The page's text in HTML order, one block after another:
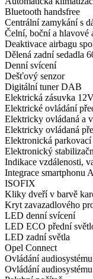
Bluetooth handsfree
Centrální zamykání s
Čelní, boční a hlavové
Deaktivace airbagu
Dělená zadní sedadla
Denní svícení
Dešťový senzor
Digitální tuner DAB
Elektrická zásuvka
Elektrické ovládání
Elektricky ovládaná a
Elektricky ovládaná
Elektronická parkovací
Elektronický
Indikace vzdálenosti,
Integrace smartphonu
ISOFIX
Kliky dveří v barvě
Kryt zavazadlového
LED denní svícení
LED ECO přední
LED zadní světla
Opel Connect
Ovládání
Ovládání